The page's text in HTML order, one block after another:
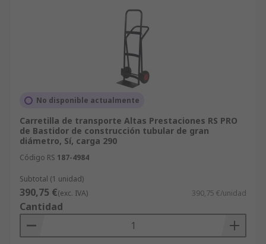
No disponible actualmente
Carretilla de transporte Altas Prestaciones RS PRO
de Bastidor de construcción tubular de gran
diámetro, Sí, carga 290
Código RS 187-4984
Subtotal (1 unidad)
390,75 €(exc. IVA) 390,75 €/unidad
Cantidad